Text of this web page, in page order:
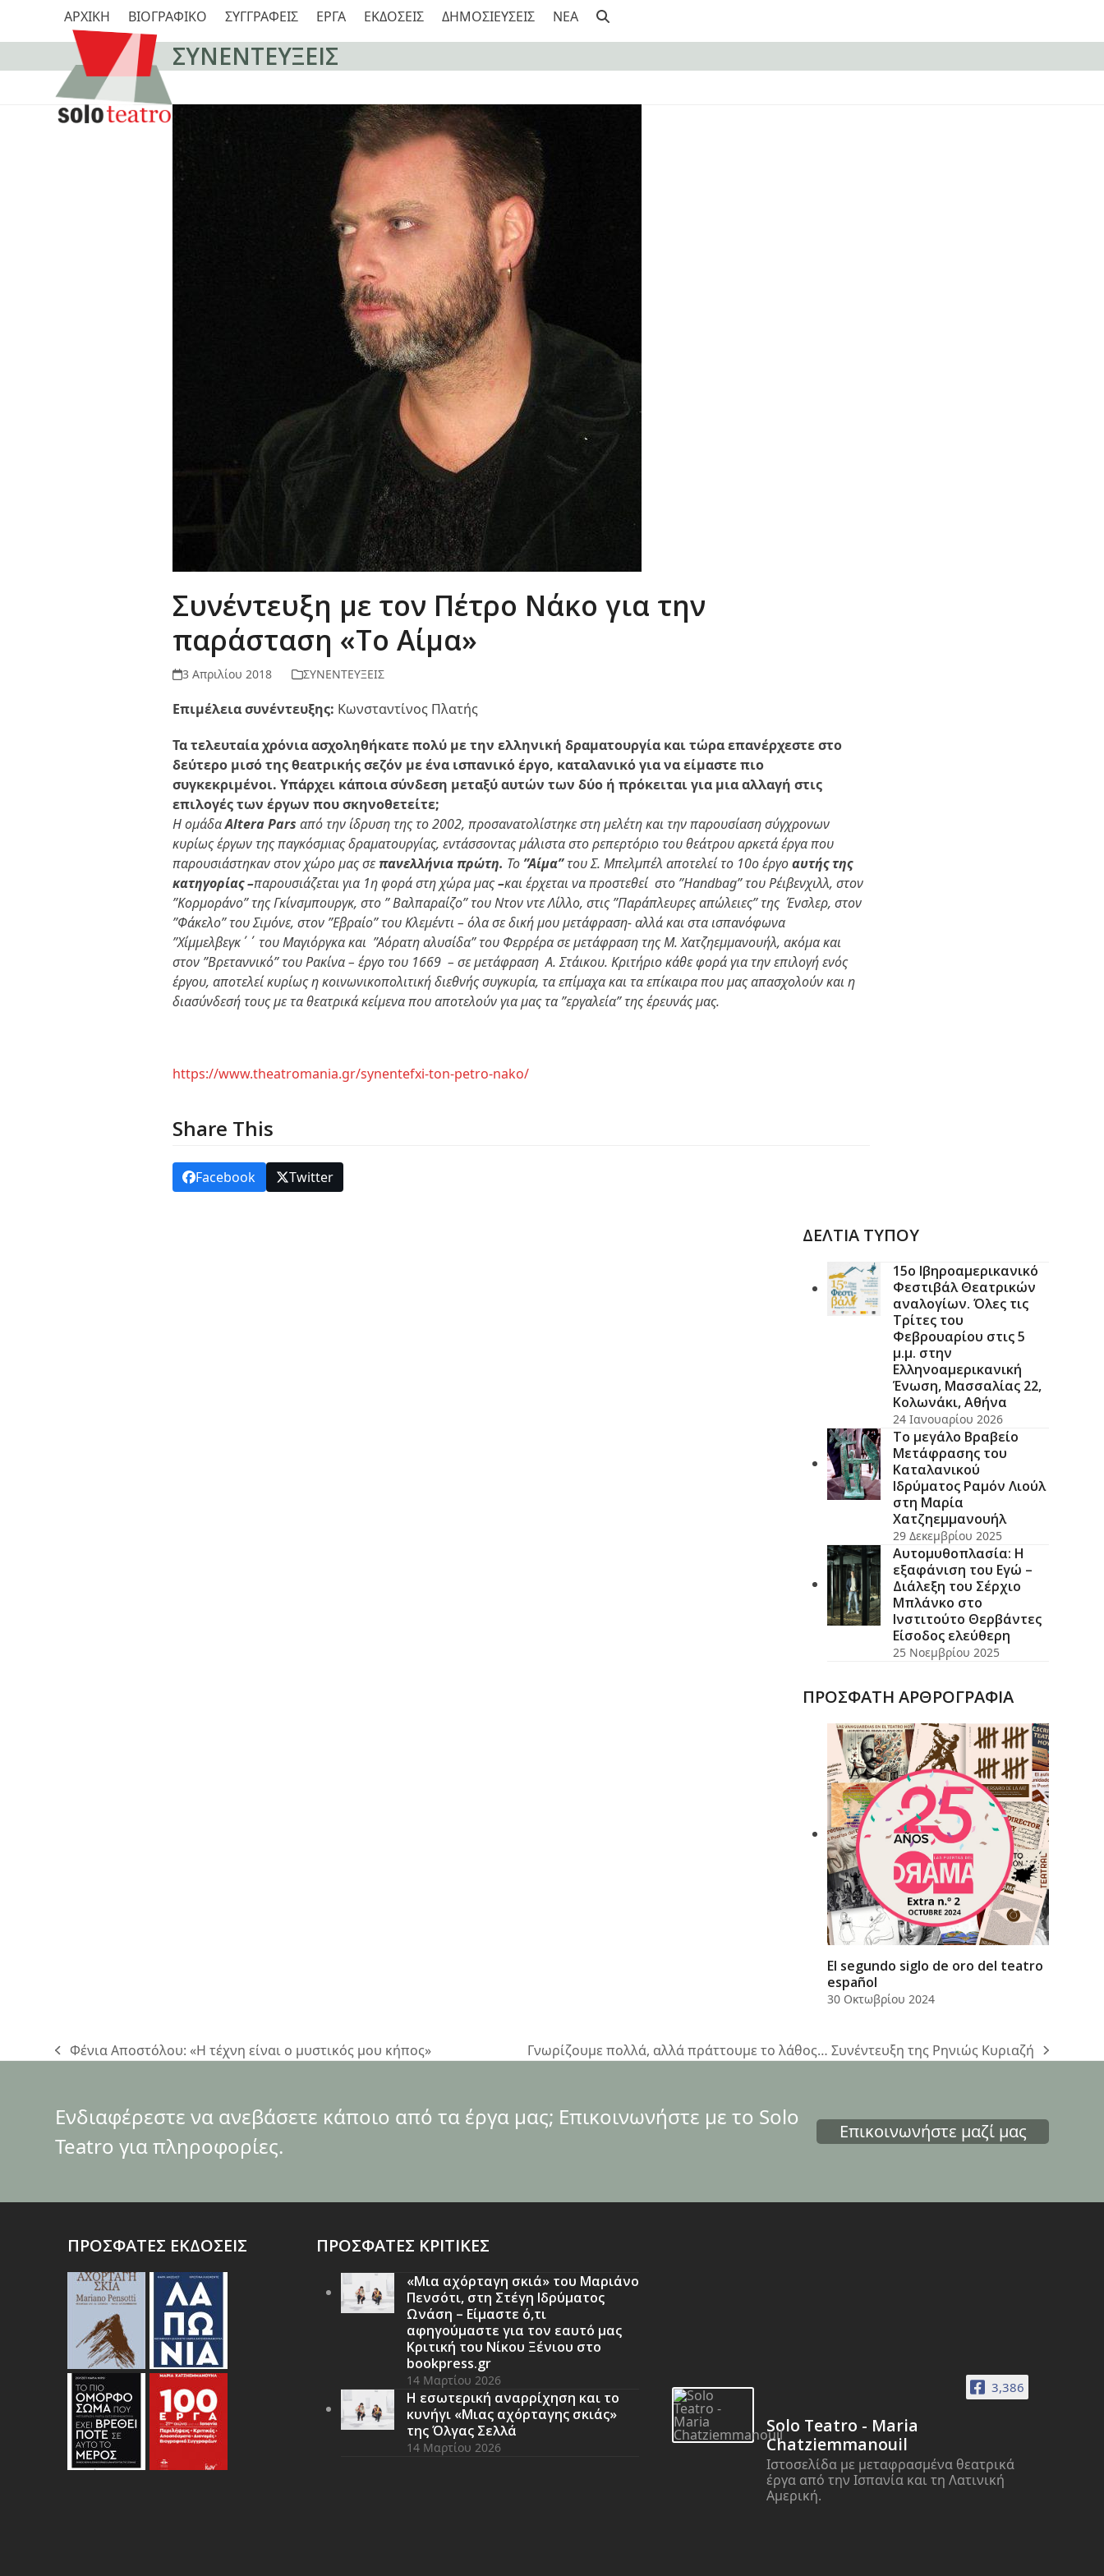
ΑΡΧΙΚΗ ΒΙΟΓΡΑΦΙΚΟ ΣΥΓΓΡΑΦΕΙΣ ΕΡΓΑ ΕΚΔΟΣΕΙΣ ΔΗΜΟΣΙΕΥΣΕΙΣ NEA
ΣΥΝΕΝΤΕΥΞΕΙΣ
Συνέντευξη με τον Πέτρο Νάκο για την
παράσταση «Το Αίμα»
3 Απριλίου 2018 ΣΥΝΕΝΤΕΥΞΕΙΣ
Επιμέλεια συνέντευξης: Κωνσταντίνος Πλατής
Τα τελευταία χρόνια ασχοληθήκατε πολύ με την ελληνική δραματουργία και τώρα επανέρχεστε στο
δεύτερο μισό της θεατρικής σεζόν με ένα ισπανικό έργο, καταλανικό για να είμαστε πιο
συγκεκριμένοι. Υπάρχει κάποια σύνδεση μεταξύ αυτών των δύο ή πρόκειται για μια αλλαγή στις
επιλογές των έργων που σκηνοθετείτε;
Η ομάδαAlteraParsαπό την ίδρυση της το 2002, προσανατολίστηκε στη μελέτη και την παρουσίαση σύγχρονων
κυρίως έργων της παγκόσμιας δραματουργίας, εντάσσοντας μάλιστα στο ρεπερτόριο του θεάτρου αρκετά έργα που
παρουσιάστηκαν στον χώρο μας σεπανελλήνια πρώτη. Το ”Αίμα”του Σ. Μπελμπέλ αποτελεί το 10ο έργοαυτής της
κατηγορίας –παρουσιάζεται για 1η φορά στη χώρα μας–και έρχεται να προστεθεί στο ”Handbag” του Ρέιβενχιλλ, στον
”Κορμοράνο” της Γκίνσμπουργκ, στο ” Βαλπαραίζο” του Ντον ντε Λίλλο, στις ”Παράπλευρες απώλειες” της Ένσλερ, στον
”Φάκελο” του Σιμόνε, στον ”Εβραίο” του Κλεμέντι – όλα σε δική μου μετάφραση- αλλά και στα ισπανόφωνα
”Χίμμελβεγκ΄΄ του Μαγιόργκα και ”Αόρατη αλυσίδα” του Φερρέρα σε μετάφραση της Μ. Χατζηεμμανουήλ, ακόμα και
στον ”Βρεταννικό” του Ρακίνα – έργο του 1669 – σε μετάφραση Α. Στάικου. Κριτήριο κάθε φορά για την επιλογή ενός
έργου, αποτελεί κυρίως η κοινωνικοπολιτική διεθνής συγκυρία, τα επίμαχα και τα επίκαιρα που μας απασχολούν και η
διασύνδεσή τους με τα θεατρικά κείμενα που αποτελούν για μας τα ”εργαλεία” της έρευνάς μας.
https://www.theatromania.gr/synentefxi-ton-petro-nako/
Share This
Facebook Twitter
ΔΕΛΤΙΑ ΤΥΠΟΥ
15ο Ιβηροαμερικανικό
Φεστιβάλ Θεατρικών
αναλογίων. Όλες τις
Τρίτες του
Φεβρουαρίου στις 5
μ.μ. στην
Ελληνοαμερικανική
Ένωση, Μασσαλίας 22,
Κολωνάκι, Αθήνα
24 Ιανουαρίου 2026
Το μεγάλο Βραβείο
Μετάφρασης του
Καταλανικού
Ιδρύματος Ραμόν Λιούλ
στη Μαρία
Χατζηεμμανουήλ
29 Δεκεμβρίου 2025
Αυτομυθοπλασία: Η
εξαφάνιση του Εγώ –
Διάλεξη του Σέρχιο
Μπλάνκο στο
Ινστιτούτο Θερβάντες
Είσοδος ελεύθερη
25 Νοεμβρίου 2025
ΠΡΟΣΦΑΤΗ ΑΡΘΡΟΓΡΑΦΙΑ
El segundo siglo de oro del teatro
español
30 Οκτωβρίου 2024
previous
Φένια Αποστόλου: «Η τέχνη είναι ο μυστικός μου κήπος»
next
Γνωρίζουμε πολλά, αλλά πράττουμε το λάθος… Συνέντευξη της Ρηνιώς Κυριαζή
Ενδιαφέρεστε να ανεβάσετε κάποιο από τα έργα μας; Επικοινωνήστε με το Solo
Teatro για πληροφορίες.
Επικοινωνήστε μαζί μας
ΠΡΟΣΦΑΤΕΣ ΕΚΔΟΣΕΙΣ ΠΡΟΣΦΑΤΕΣ ΚΡΙΤΙΚΕΣ
«Μια αχόρταγη σκιά» του Μαριάνο
Πενσότι, στη Στέγη Ιδρύματος
Ωνάση – Είμαστε ό,τι
αφηγούμαστε για τον εαυτό μας
Κριτική του Νίκου Ξένιου στο
bookpress.gr
14 Μαρτίου 2026
Η εσωτερική αναρρίχηση και το
κυνήγι «Μιας αχόρταγης σκιάς»
της Όλγας Σελλά
14 Μαρτίου 2026
3,386
Solo Teatro - Maria
Chatziemmanouil
Ιστοσελίδα με μεταφρασμένα θεατρικά
έργα από την Ισπανία και τη Λατινική
Αμερική.